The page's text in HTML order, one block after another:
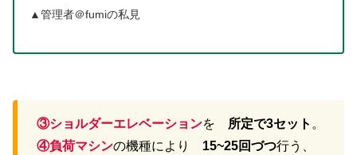
▲管理者＠fumiの私見
③ショルダーエレベーションを 所定で3セット 。
④負荷マシンの機種により 15~25回づつ行う、